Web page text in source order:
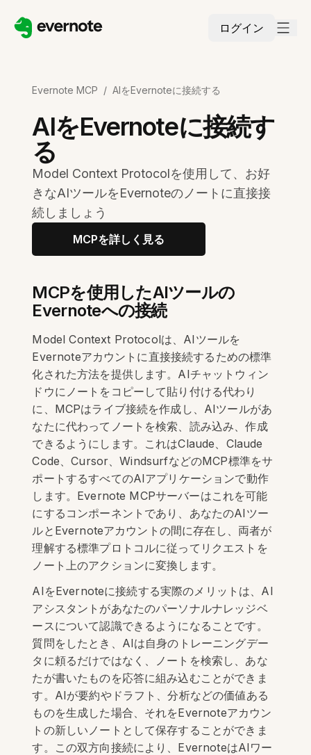
ログイン
Evernote MCP / AIをEvernoteに接続する
AIをEvernoteに接続す
る
Model Context Protocolを使用して、お好
きなAIツールをEvernoteのノートに直接接
続しましょう
MCPを詳しく見る
MCPを使用したAIツールの
Evernoteへの接続
Model Context Protocolは、AIツールを
Evernoteアカウントに直接接続するための標準
化された方法を提供します。AIチャットウィン
ドウにノートをコピーして貼り付ける代わり
に、MCPはライブ接続を作成し、AIツールがあ
なたに代わってノートを検索、読み込み、作成
できるようにします。これはClaude、Claude
Code、Cursor、WindsurfなどのMCP標準をサ
ポートするすべてのAIアプリケーションで動作
します。Evernote MCPサーバーはこれを可能
にするコンポーネントであり、あなたのAIツー
ルとEvernoteアカウントの間に存在し、両者が
理解する標準プロトコルに従ってリクエストを
ノート上のアクションに変換します。
AIをEvernoteに接続する実際のメリットは、AI
アシスタントがあなたのパーソナルナレッジベ
ースについて認識できるようになることです。
質問をしたとき、AIは自身のトレーニングデー
タに頼るだけではなく、ノートを検索し、あな
たが書いたものを応答に組み込むことができま
す。AIが要約やドラフト、分析などの価値ある
ものを生成した場合、それをEvernoteアカウン
トの新しいノートとして保存することができま
す。この双方向接続により、EvernoteはAIワー